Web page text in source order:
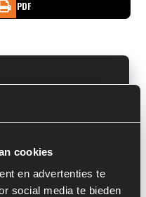
cookies
en advertenties te
social media te bieden
PDF